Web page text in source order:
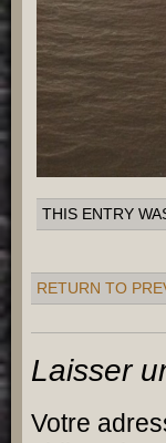
THIS ENTRY
RETURN TO
Laisser
Votre